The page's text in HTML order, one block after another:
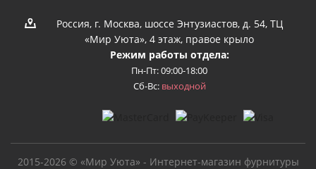
Россия, г. Москва, шоссе Энтузиастов, д. 54, ТЦ
«Мир Уюта», 4 этаж, правое крыло
Режим работы отдела:
Пн-Пт: 09:00-18:00
Сб-Вс: выходной
2015-2026 © «Мир Уюта» - Интернет-магазин фурнитуры